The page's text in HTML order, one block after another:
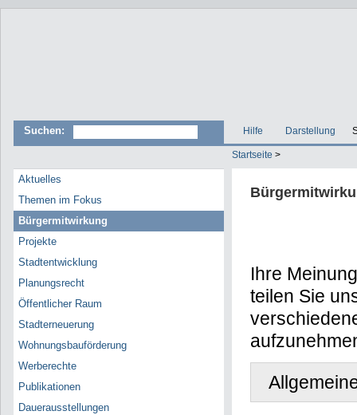
Suchen: Hilfe Darstellung
Startseite >
Aktuelles
Themen im Fokus
Bürgermitwirkung
Projekte
Stadtentwicklung
Planungsrecht
Öffentlicher Raum
Stadterneuerung
Wohnungsbauförderung
Werberechte
Publikationen
Dauerausstellungen
Ihre
teilen Sie